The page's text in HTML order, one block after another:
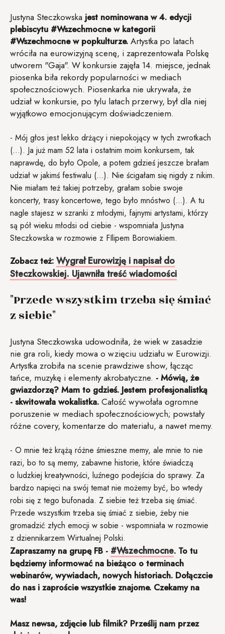
Justyna Steczkowska jest nominowana w 4. edycji
plebiscytu #Wszechmocne w kategorii
#Wszechmocne w popkulturze. Artystka po latach
wróciła na eurowizyjną scenę, i zaprezentowała Polskę
utworem "Gaja". W konkursie zajęła 14. miejsce, jednak
piosenka biła rekordy popularności w mediach
społecznościowych. Piosenkarka nie ukrywała, że
udział w konkursie, po tylu latach przerwy, był dla niej
wyjątkowo emocjonującym doświadczeniem.
- Mój głos jest lekko drżący i niepokojący w tych zwrotkach
(...). Ja już mam 52 lata i ostatnim moim konkursem, tak
naprawdę, do było Opole, a potem gdzieś jeszcze brałam
udział w jakimś festiwalu (...). Nie ścigałam się nigdy z nikim.
Nie miałam też takiej potrzeby, grałam sobie swoje
koncerty, trasy koncertowe, tego było mnóstwo (...). A tu
nagle stajesz w szranki z młodymi, fajnymi artystami, którzy
są pół wieku młodsi od ciebie - wspomniała Justyna
Steczkowska w rozmowie z FIlipem Borowiakiem.
Zobacz też: Wygrał Eurowizję i napisał do
Steczkowskiej. Ujawniła treść wiadomości
"Przede wszystkim trzeba się śmiać
z siebie"
Justyna Steczkowska udowodniła, że wiek w zasadzie
nie gra roli, kiedy mowa o wzięciu udziału w Eurowizji.
Artystka zrobiła na scenie prawdziwe show, łącząc
tańce, muzykę i elementy akrobatyczne. - Mówią, że
gwiazdorzę? Mam to gdzieś. Jestem profesjonalistką
- skwitowała wokalistka. Całość wywołała ogromne
poruszenie w mediach społecznościowych; powstały
różne covery, komentarze do materiału, a nawet memy.
- O mnie też krążą różne śmieszne memy, ale mnie to nie
razi, bo to są memy, zabawne historie, które świadczą
o ludzkiej kreatywności, luźnego podejścia do sprawy. Za
bardzo napięci na swój temat nie możemy być, bo wtedy
robi się z tego bufonada. Z siebie też trzeba się śmiać.
Przede wszystkim trzeba się śmiać z siebie, żeby nie
gromadzić złych emocji w sobie - wspomniała w rozmowie
z dziennikarzem Wirtualnej Polski.
Zapraszamy na grupę FB - #Wszechmocne. To tu
będziemy informować na bieżąco o terminach
webinarów, wywiadach, nowych historiach. Dołączcie
do nas i zaproście wszystkie znajome. Czekamy na
was!
Masz newsa, zdjęcie lub filmik? Prześlij nam przez